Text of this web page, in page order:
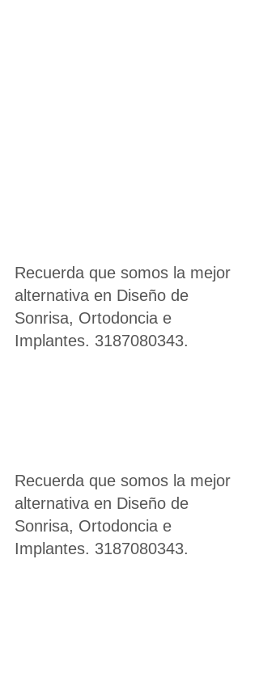
Recuerda que somos la mejor
alternativa en Diseño de
Sonrisa, Ortodoncia e
Implantes. 3187080343.
Recuerda que somos la mejor
alternativa en Diseño de
Sonrisa, Ortodoncia e
Implantes. 3187080343.